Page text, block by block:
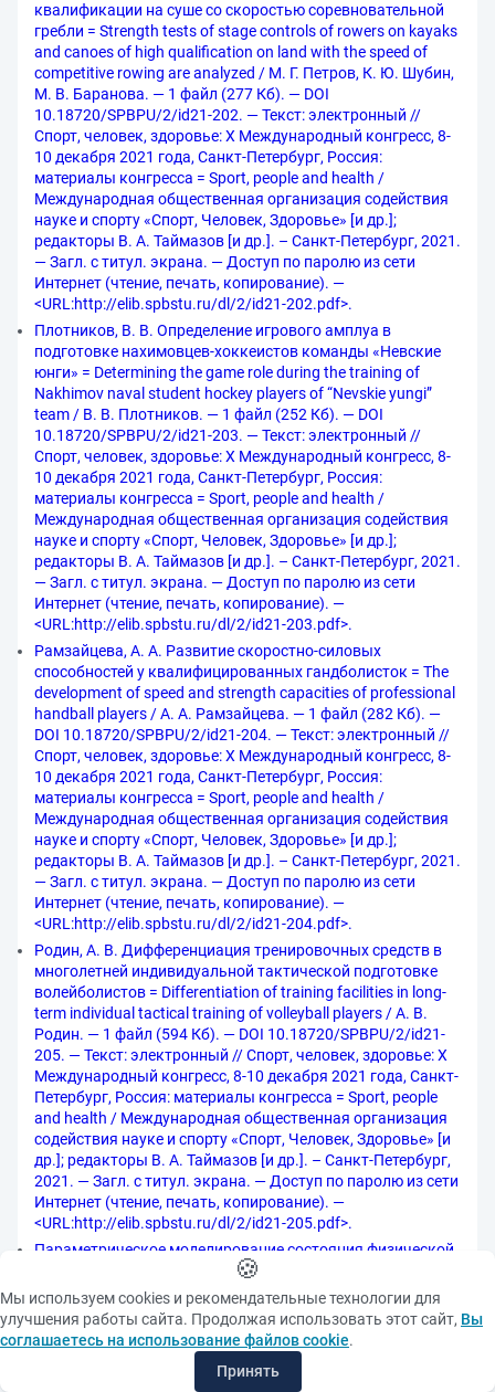
квалификации на суше со скоростью соревновательной
гребли = Strength tests of stage controls of rowers on kayaks
and canoes of high qualification on land with the speed of
competitive rowing are analyzed / М. Г. Петров, К. Ю. Шубин,
М. В. Баранова. — 1 файл (277 Кб). — DOI
10.18720/SPBPU/2/id21-202. — Текст: электронный //
Спорт, человек, здоровье: X Международный конгресс, 8-
10 декабря 2021 года, Санкт-Петербург, Россия:
материалы конгресса = Sport, people and health /
Международная общественная организация содействия
науке и спорту «Спорт, Человек, Здоровье» [и др.];
редакторы В. А. Таймазов [и др.]. – Санкт-Петербург, 2021.
— Загл. с титул. экрана. — Доступ по паролю из сети
Интернет (чтение, печать, копирование). —
<URL:http://elib.spbstu.ru/dl/2/id21-202.pdf>.
Плотников, В. В. Определение игрового амплуа в
подготовке нахимовцев-хоккеистов команды «Невские
юнги» = Determining the game role during the training of
Nakhimov naval student hockey players of “Nevskie yungi”
team / В. В. Плотников. — 1 файл (252 Кб). — DOI
10.18720/SPBPU/2/id21-203. — Текст: электронный //
Спорт, человек, здоровье: X Международный конгресс, 8-
10 декабря 2021 года, Санкт-Петербург, Россия:
материалы конгресса = Sport, people and health /
Международная общественная организация содействия
науке и спорту «Спорт, Человек, Здоровье» [и др.];
редакторы В. А. Таймазов [и др.]. – Санкт-Петербург, 2021.
— Загл. с титул. экрана. — Доступ по паролю из сети
Интернет (чтение, печать, копирование). —
<URL:http://elib.spbstu.ru/dl/2/id21-203.pdf>.
Рамзайцева, А. А. Развитие скоростно-силовых
способностей у квалифицированных гандболисток = The
development of speed and strength capacities of professional
handball players / А. А. Рамзайцева. — 1 файл (282 Кб). —
DOI 10.18720/SPBPU/2/id21-204. — Текст: электронный //
Спорт, человек, здоровье: X Международный конгресс, 8-
10 декабря 2021 года, Санкт-Петербург, Россия:
материалы конгресса = Sport, people and health /
Международная общественная организация содействия
науке и спорту «Спорт, Человек, Здоровье» [и др.];
редакторы В. А. Таймазов [и др.]. – Санкт-Петербург, 2021.
— Загл. с титул. экрана. — Доступ по паролю из сети
Интернет (чтение, печать, копирование). —
<URL:http://elib.spbstu.ru/dl/2/id21-204.pdf>.
Родин, А. В. Дифференциация тренировочных средств в
многолетней индивидуальной тактической подготовке
волейболистов = Differentiation of training facilities in long-
term individual tactical training of volleyball players / А. В.
Родин. — 1 файл (594 Кб). — DOI 10.18720/SPBPU/2/id21-
205. — Текст: электронный // Спорт, человек, здоровье: X
Международный конгресс, 8-10 декабря 2021 года, Санкт-
Петербург, Россия: материалы конгресса = Sport, people
and health / Международная общественная организация
содействия науке и спорту «Спорт, Человек, Здоровье» [и
др.]; редакторы В. А. Таймазов [и др.]. – Санкт-Петербург,
2021. — Загл. с титул. экрана. — Доступ по паролю из сети
Интернет (чтение, печать, копирование). —
<URL:http://elib.spbstu.ru/dl/2/id21-205.pdf>.
Параметрическое моделирование состояния физической
подготовленности пляжных футболистов = Parametric
simulation the physical condition of beach soccer players / А.
А. Рооп, И. А. Малышев, М. С. Данилов, И. К. Яичников. — 1
файл (436 Кб). — DOI 10.18720/SPBPU/2/id21-206. — Текст:
электронный // Спорт, человек, здоровье: X
Международный конгресс, 8-10 декабря 2021 года, Санкт-
🍪
Мы используем cookies и рекомендательные технологии для
улучшения работы сайта. Продолжая использовать этот сайт, Вы
соглашаетесь на использование файлов cookie.
Принять